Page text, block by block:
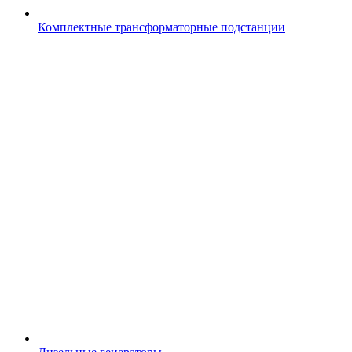
Комплектные трансформаторные подстанции